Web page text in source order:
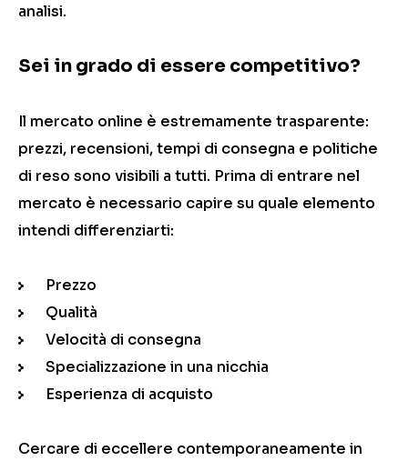
analisi.
Sei in grado di essere competitivo?
Il mercato online è estremamente trasparente:
prezzi, recensioni, tempi di consegna e politiche
di reso sono visibili a tutti. Prima di entrare nel
mercato è necessario capire su quale elemento
intendi differenziarti:
Prezzo
Qualità
Velocità di consegna
Specializzazione in una nicchia
Esperienza di acquisto
Cercare di eccellere contemporaneamente in